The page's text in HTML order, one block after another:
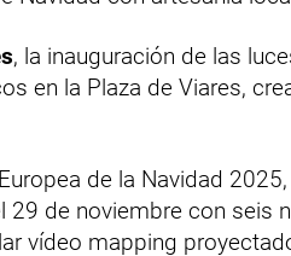
, la inauguración de las
en la Plaza de Viares,
de la Navidad
29 de noviembre con seis
vídeo mapping